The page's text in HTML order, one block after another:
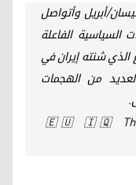
أبريل وأتواصل
الفاعلة
الذي شنته إيران في
من الهجمات